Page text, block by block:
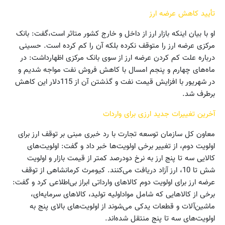
تأیید کاهش عرضه ارز
او با بیان اینکه بازار ارز از داخل و خارج کشور متاثر است،گفت: بانک
مرکزی عرضه ارز را متوقف نکرده بلکه آن را کم کرده است. حسینی
درباره علت کم کردن عرضه ارز از سوی بانک مرکزی اظهارداشت: در
ماه‌های چهارم و پنجم امسال با کاهش فروش نفت مواجه شدیم و
در شهریور با افزایش قیمت نفت و گذشتن آن از 115دلار این کاهش
برطرف شد.
آخرین تغییرات جدید ارزی برای واردات
معاون کل سازمان توسعه تجارت با رد خبری مبنی بر توقف ارز برای
اولویت دوم، از تغییر برخی اولویت‌ها خبر داد و گفت: اولویت‌های
کالایی سه تا پنج ارز به نرخ دودرصد کمتر از قیمت بازار و اولویت
شش تا 10، ارز آزاد دریافت می‌کنند. کیومرث کرمانشاهی از توقف
عرضه ارز برای اولویت دوم کالاهای وارداتی ابراز بی‌اطلاعی کرد و گفت:
برخی از کالاهایی که شامل مواداولیه تولید، کالاهای سرمایه‌ای،
ماشین‌آلات و قطعات یدکی می‌شوند از اولویت‌های بالای پنج به
اولویت‌های سه تا پنج منتقل شده‌اند.